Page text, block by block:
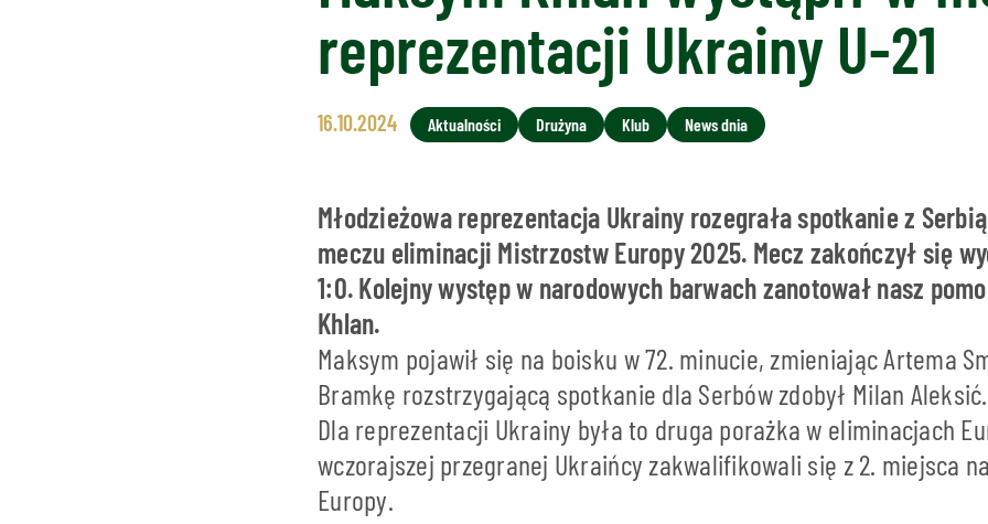
reprezentacji Ukrainy U-21
16.10.2024 Aktualności Drużyna Klub News dnia
Młodzieżowa reprezentacja Ukrainy rozegrała spotkanie z
meczu eliminacji Mistrzostw Europy 2025. Mecz zakończył się
1:0. Kolejny występ w narodowych barwach zanotował nasz
Khlan.
Maksym pojawił się na boisku w 72. minucie, zmieniając Artema
Bramkę rozstrzygającą spotkanie dla Serbów zdobył Milan Aleksić.
Dla reprezentacji Ukrainy była to druga porażka w eliminacjach
wczorajszej przegranej Ukraińcy zakwalifikowali się z 2. miejsca
Europy.